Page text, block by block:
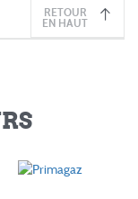
RETOUR
EN HAUT